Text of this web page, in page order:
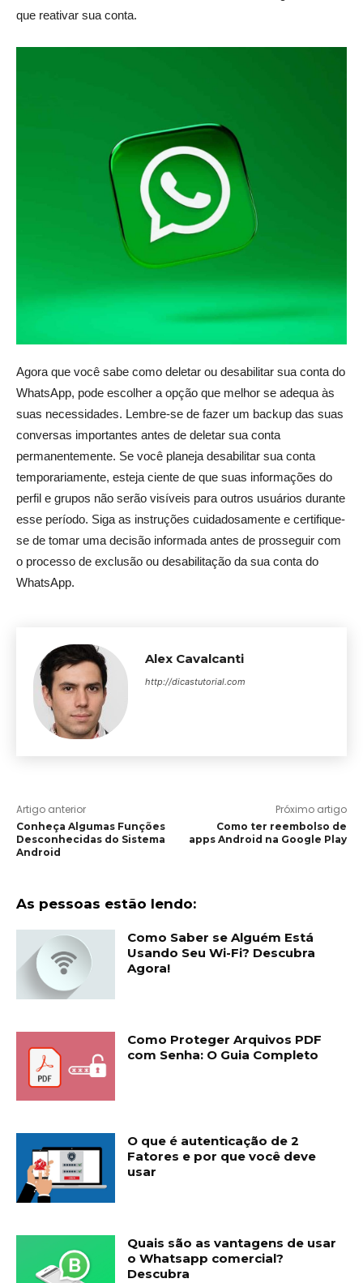
que reativar sua conta.
Agora que você sabe como deletar ou desabilitar sua conta do
WhatsApp, pode escolher a opção que melhor se adequa às
suas necessidades. Lembre-se de fazer um backup das suas
conversas importantes antes de deletar sua conta
permanentemente. Se você planeja desabilitar sua conta
temporariamente, esteja ciente de que suas informações do
perfil e grupos não serão visíveis para outros usuários durante
esse período. Siga as instruções cuidadosamente e certifique-
se de tomar uma decisão informada antes de prosseguir com
o processo de exclusão ou desabilitação da sua conta do
WhatsApp.
Alex Cavalcanti
http://dicastutorial.com
Artigo anterior
Conheça Algumas Funções
Desconhecidas do Sistema
Android
Próximo artigo
Como ter reembolso de
apps Android na Google Play
As pessoas estão lendo:
Como Saber se Alguém Está
Usando Seu Wi-Fi? Descubra
Agora!
Como Proteger Arquivos PDF
com Senha: O Guia Completo
O que é autenticação de 2
Fatores e por que você deve
usar
Quais são as vantagens de usar
o Whatsapp comercial?
Descubra